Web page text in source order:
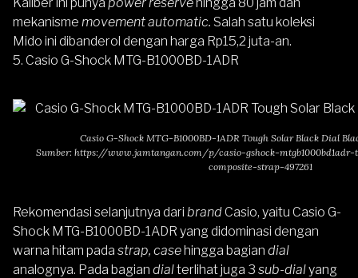
mekanisme movement automatic. Salah satu koleksi
Mido ini dibanderol dengan harga Rp15,2 juta-an.
5. Casio G-Shock MTG-B1000BD-1ADR
Casio G-Shock MTG-B1000BD-1ADR Tough Solar Black Dial
Sumber: https://www.jamtangan.com/p/casio-gshock-
composite-strap-497261
Rekomendasi selanjutnya dari brandCasio, yaitu Casio G-
Shock MTG-B1000BD-1ADR yang didominasi dengan
warna hitam pada strap, casehingga bagian dial
analognya. Pada bagian dialterlihat juga 3 sub-dialyang